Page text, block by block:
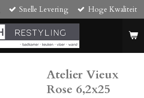
Snelle Levering Hoge Kwaliteit
Atelier Vieux
Rose 6,2x25